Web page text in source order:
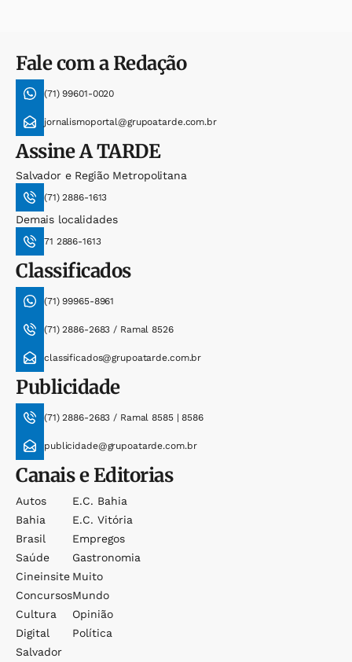
Fale com a Redação
(71) 99601-0020
jornalismoportal@grupoatarde.com.br
AssineA TARDE
Salvador e Região Metropolitana
(71) 2886-1613
Demais localidades
71 2886-1613
Classificados
(71) 99965-8961
(71) 2886-2683 / Ramal 8526
classificados@grupoatarde.com.br
Publicidade
(71) 2886-2683 / Ramal 8585 | 8586
publicidade@grupoatarde.com.br
Canais e Editorias
Autos
Bahia
Brasil
Saúde
Cineinsite
Concursos
Cultura
Digital
Salvador
E.c. Bahia
E.c. Vitória
Empregos
Gastronomia
Muito
Mundo
Opinião
Política